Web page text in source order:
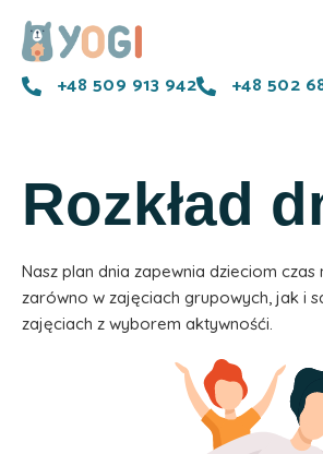
+48 509 913 942 +48 502
Rozkład
Nasz plan dnia zapewnia dzieciom czas
zarówno w zajęciach grupowych, jak i
zajęciach z wyborem aktywnośći.